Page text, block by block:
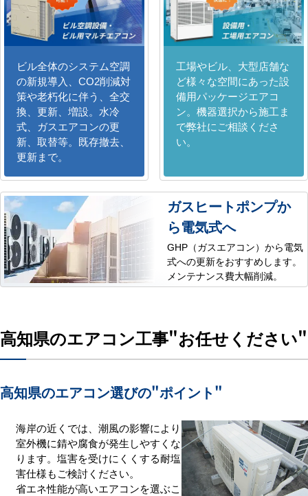
ビル全体のシステム空調
の新規導入、CO2削減対
策や老朽化に伴う、全交
換、更新、増設。水冷
式、ガスエアコンの更
新、取替等。既存撤去、
更新まで。
工場やビル、大型店舗な
ど様々な空間にあった設
備用パッケージエアコ
ン。機器選択から施工ま
で弊社にご相談くださ
い。
ガスヒートポンプか
ら電気式へ
GHP（ガスエアコン）から電気
式への更新をおすすめします。
メンテナンス費大幅削減。
高知県のエアコン工事"お任せください"
高知県のエアコン選びの"ポイント"
海岸の近くでは、潮風の影響により
室外機に錆や腐食が発生しやすくな
ります。塩害を受けにくくする耐塩
害仕様もご検討ください。
省エネ性能が高いエアコンを選ぶこ